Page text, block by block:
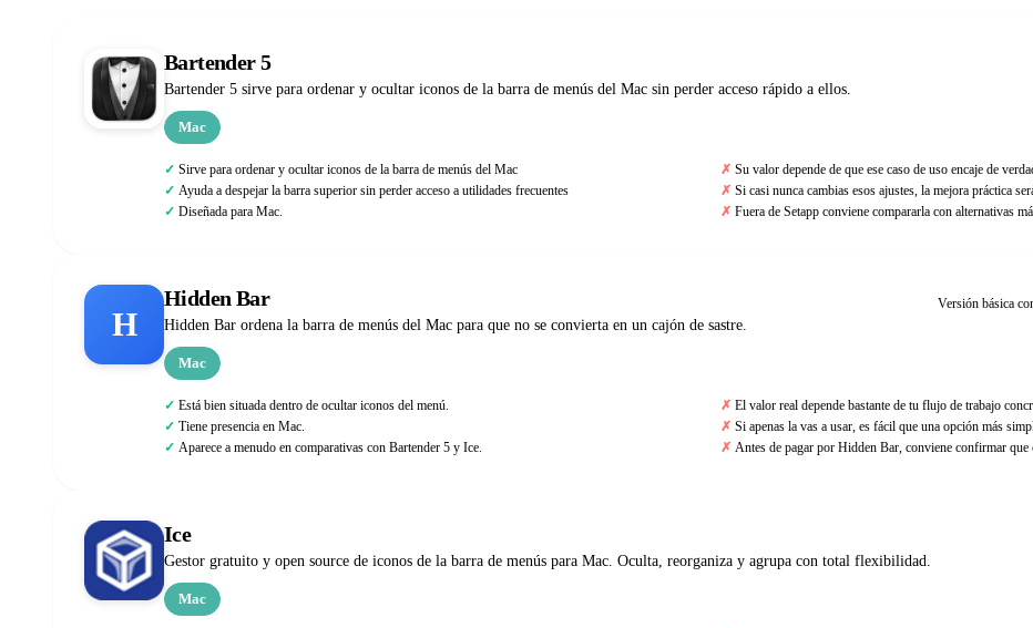
Bartender 5
Bartender 5 sirve para ordenar y ocultar iconos de la barra de menús del Mac sin perder acceso rápido a ellos.
Mac
Sirve para ordenar y ocultar iconos de la barra de menús del Mac
Ayuda a despejar la barra superior sin perder acceso a utilidades frecuentes
Diseñada para Mac.
Su valor depende de que ese caso de uso encaje de
Si casi nunca cambias esos ajustes, la mejora práctica
Fuera de Setapp conviene compararla con alternativas
H
Hidden Bar
Hidden Bar ordena la barra de menús del Mac para que no se convierta en un cajón de sastre.
Versión básica
Mac
Está bien situada dentro de ocultar iconos del menú.
Tiene presencia en Mac.
Aparece a menudo en comparativas con Bartender 5 y Ice.
El valor real depende bastante de tu flujo de trabajo
Si apenas la vas a usar, es fácil que una opción más
Antes de pagar por Hidden Bar, conviene confirmar que
Ice
Gestor gratuito y open source de iconos de la barra de menús para Mac. Oculta, reorganiza y agrupa con total flexibilidad.
Mac